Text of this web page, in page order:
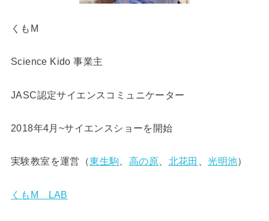
くもM
Science Kido 事業主
JASC認定サイエンスコミュニケーター
2018年4月~サイエンスショーを開始
実験教室を運営（東生駒 高の原 北花田 、光明池）
くもM LAB